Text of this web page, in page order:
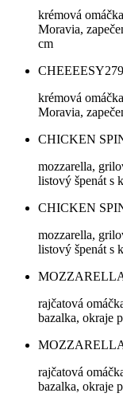
krémová
Moravia,
cm
CHEEEESY279
krémová
Moravia,
CHICKEN
mozzarella,
listový špenát s
CHICKEN
mozzarella,
listový špenát s
rajčatová
bazalka, okraje
rajčatová
bazalka, okraje